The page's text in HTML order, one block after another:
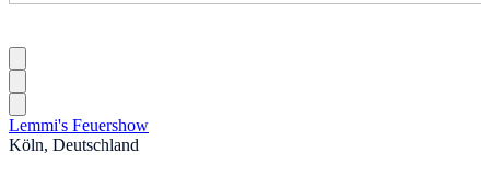
Lemmi's Feuershow
Köln, Deutschland